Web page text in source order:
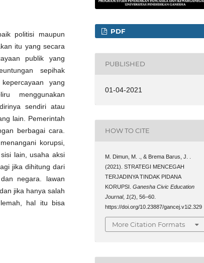
politisi maupun
itu yang secara
publik yang
sepihak
yang
menggunakan
sendiri atau
lain. Pemerintah
berbagai cara.
korupsi,
lain, usaha aksi
jika dihitung dari
negara. lawan
jika hanya salah
hal itu bisa
PDF
PUBLISHED
01-04-2021
HOW TO CITE
M. Dimun, M. ., & Brema Barus, J. .
(2021). STRATEGI MENCEGAH
TERJADINYA TINDAK PIDANA
KORUPSI.Ganesha Civic Education
Journal, 1(2), 56–60.
https://doi.org/10.23887/gancej.v1i2.329
More Citation Formats